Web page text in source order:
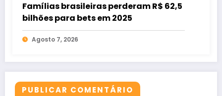
Famílias brasileiras perderam R$ 62,5
bilhões para bets em 2025
Agosto 7, 2026
PUBLICAR COMENTÁRIO